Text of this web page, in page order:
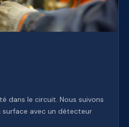
dans le circuit. Nous suivons
surface avec un détecteur